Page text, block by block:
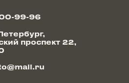
99-96
проспект 22,